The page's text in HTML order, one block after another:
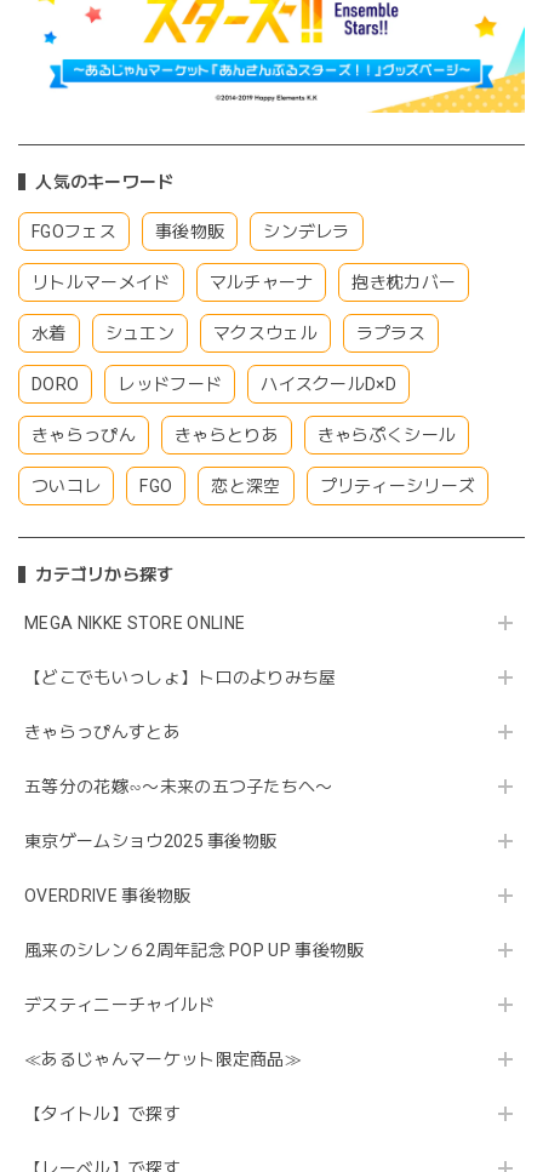
人気のキーワード
FGOフェス 事後物販 シンデレラ
リトルマーメイド マルチャーナ 抱き枕カバー
水着 シュエン マクスウェル ラプラス
DORO レッドフード ハイスクールD×D
きゃらっぴん きゃらとりあ きゃらぷくシール
ついコレ FGO 恋と深空 プリティーシリーズ
カテゴリから探す
MEGA NIKKE STORE ONLINE
【どこでもいっしょ】トロのよりみち屋
きゃらっぴんすとあ
五等分の花嫁∽〜未来の五つ子たちへ〜
東京ゲームショウ2025 事後物販
OVERDRIVE 事後物販
風来のシレン６2周年記念 POP UP 事後物販
デスティニーチャイルド
≪あるじゃんマーケット限定商品≫
【タイトル】で探す